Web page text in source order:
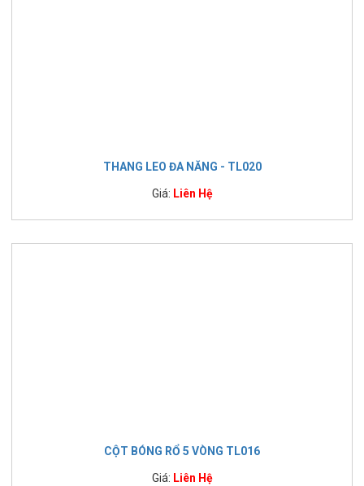
THANG LEO ĐA NĂNG - TL020
Giá: Liên Hệ
CỘT BÓNG RỔ 5 VÒNG TL016
Giá: Liên Hệ